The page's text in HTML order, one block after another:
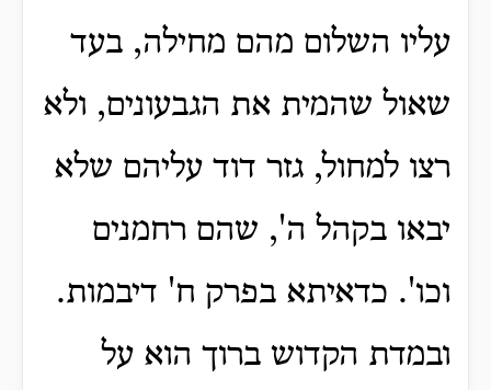
עליו השלום מהם מחילה, בעד
שאול שהמית את הגבעונים, ולא
רצו למחול, גזר דוד עליהם שלא
יבאו בקהל ה', שהם רחמנים
וכו'. כדאיתא בפרק ח' דיבמות.
ובמדת הקדוש ברוך הוא על